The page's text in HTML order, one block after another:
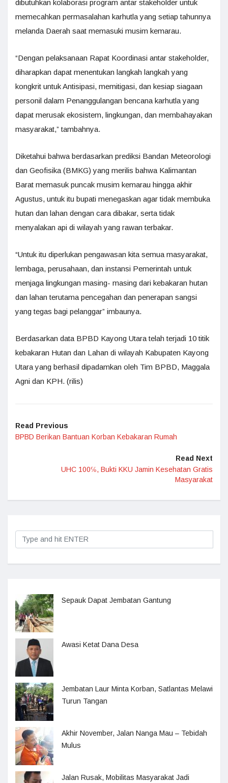
dibutuhkan kolaborasi program antar stakeholder untuk
memecahkan permasalahan karhutla yang setiap tahunnya
melanda Daerah saat memasuki musim kemarau.
“Dengan pelaksanaan Rapat Koordinasi antar stakeholder,
diharapkan dapat menentukan langkah langkah yang
kongkrit untuk Antisipasi, memitigasi, dan kesiap siagaan
personil dalam Penanggulangan bencana karhutla yang
dapat merusak ekosistem, lingkungan, dan membahayakan
masyarakat,” tambahnya.
Diketahui bahwa berdasarkan prediksi Bandan Meteorologi
dan Geofisika (BMKG) yang merilis bahwa Kalimantan
Barat memasuk puncak musim kemarau hingga akhir
Agustus, untuk itu bupati menegaskan agar tidak membuka
hutan dan lahan dengan cara dibakar, serta tidak
menyalakan api di wilayah yang rawan terbakar.
“Untuk itu diperlukan pengawasan kita semua masyarakat,
lembaga, perusahaan, dan instansi Pemerintah untuk
menjaga lingkungan masing- masing dari kebakaran hutan
dan lahan terutama pencegahan dan penerapan sangsi
yang tegas bagi pelanggar” imbaunya.
Berdasarkan data BPBD Kayong Utara telah terjadi 10 titik
kebakaran Hutan dan Lahan di wilayah Kabupaten Kayong
Utara yang berhasil dipadamkan oleh Tim BPBD, Maggala
Agni dan KPH. (rilis)
Read Previous
BPBD Berikan Bantuan Korban Kebakaran Rumah
Read Next
UHC 100℅, Bukti KKU Jamin Kesehatan Gratis
Masyarakat
Sepauk Dapat Jembatan Gantung
Awasi Ketat Dana Desa
Jembatan Laur Minta Korban, Satlantas Melawi
Turun Tangan
Akhir November, Jalan Nanga Mau – Tebidah
Mulus
Jalan Rusak, Mobilitas Masyarakat Jadi